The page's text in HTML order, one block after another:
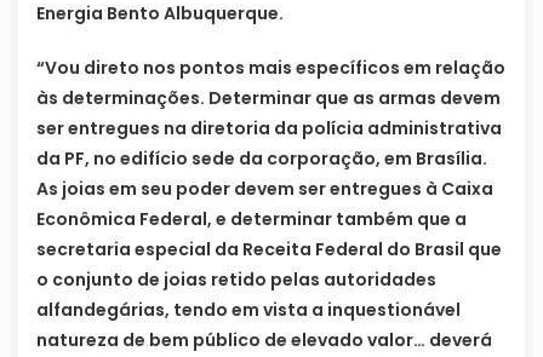
Energia Bento Albuquerque.
“Vou direto nos pontos mais específicos em relação
às determinações. Determinar que as armas devem
ser entregues na diretoria da polícia administrativa
da PF, no edifício sede da corporação, em Brasília.
As joias em seu poder devem ser entregues à Caixa
Econômica Federal, e determinar também que a
secretaria especial da Receita Federal do Brasil que
o conjunto de joias retido pelas autoridades
alfandegárias, tendo em vista a inquestionável
natureza de bem público de elevado valor… deverá